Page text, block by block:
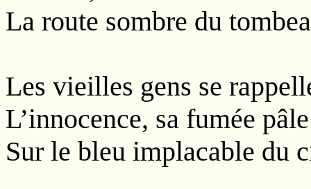
La route sombre du
Les vieilles gens se
L’innocence, sa fumée
Sur le bleu implacable du